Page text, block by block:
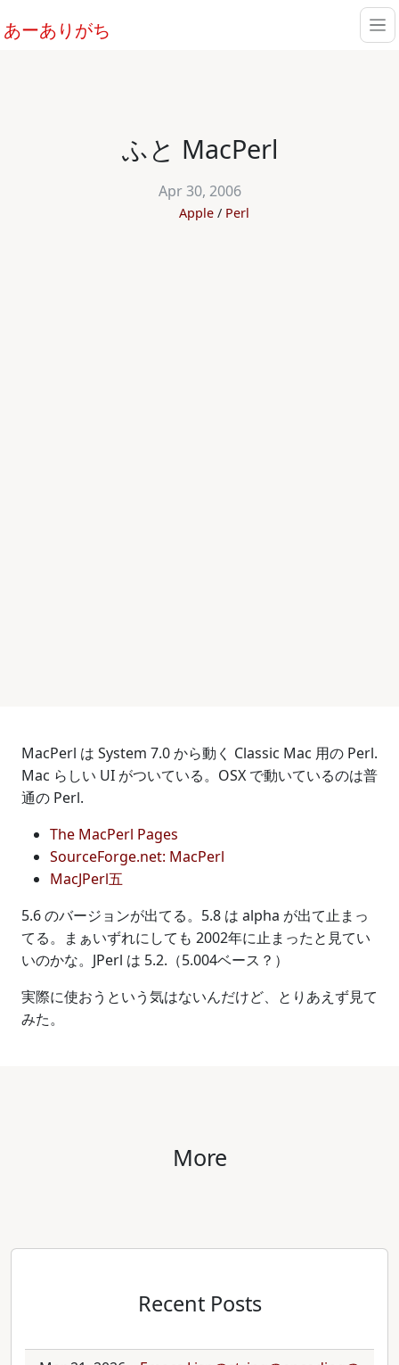
あーありがち
ふと MacPerl
Apr 30, 2006
Apple Perl
MacPerl は System 7.0 から動く Classic Mac 用の Perl.
Mac らしい UI がついている。OSX で動いているのは普
通の Perl.
The MacPerl Pages
SourceForge.net: MacPerl
MacJPerl五
5.6 のバージョンが出てる。5.8 は alpha が出て止まっ
てる。まぁいずれにしても 2002年に止まったと見てい
いのかな。JPerl は 5.2.（5.004ベース？）
実際に使おうという気はないんだけど、とりあえず見て
みた。
More
Recent Posts